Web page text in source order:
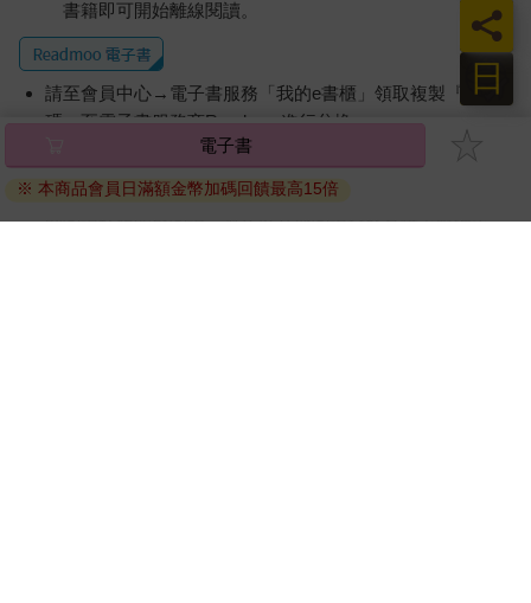
書籍即可開始離線閱讀。
請至會員中心→電子書服務「我的e書櫃」領取複製『兌換
碼』至電子書服務商Readmoo進行兌換。
因版權保護，您在金石堂所購買的電子書僅能以金石堂專屬
的閱讀軟體開啟閱讀，無法以其他閱讀器或直接下載檔案。
電子書
※ 本商品會員日滿額金幣加碼回饋最高15倍
日
員